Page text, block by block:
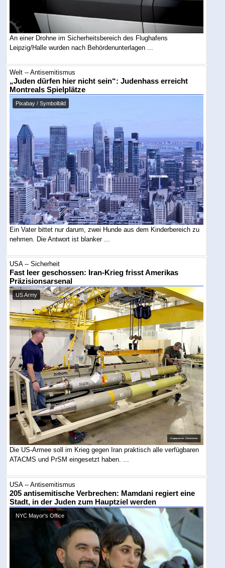
An einer Drohne im Sicherheitsbereich des Flughafens
Leipzig/Halle wurden nach Behördenunterlagen ...
Welt -- Antisemitismus
„Juden dürfen hier nicht sein“: Judenhass erreicht
Montreals Spielplätze
Pixabay / Symbolbild
Ein Vater bittet nur darum, zwei Hunde aus dem Kinderbereich zu
nehmen. Die Antwort ist blanker ...
USA -- Sicherheit
Fast leer geschossen: Iran-Krieg frisst Amerikas
Präzisionsarsenal
US Army
Die US-Armee soll im Krieg gegen Iran praktisch alle verfügbaren
ATACMS und PrSM eingesetzt haben. ...
USA -- Antisemitismus
205 antisemitische Verbrechen: Mamdani regiert eine
Stadt, in der Juden zum Hauptziel werden
NYC Mayor's Office